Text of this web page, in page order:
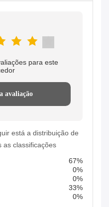
para este
avaliação
está a distribuição de
as classificações
67%
0%
0%
33%
0%